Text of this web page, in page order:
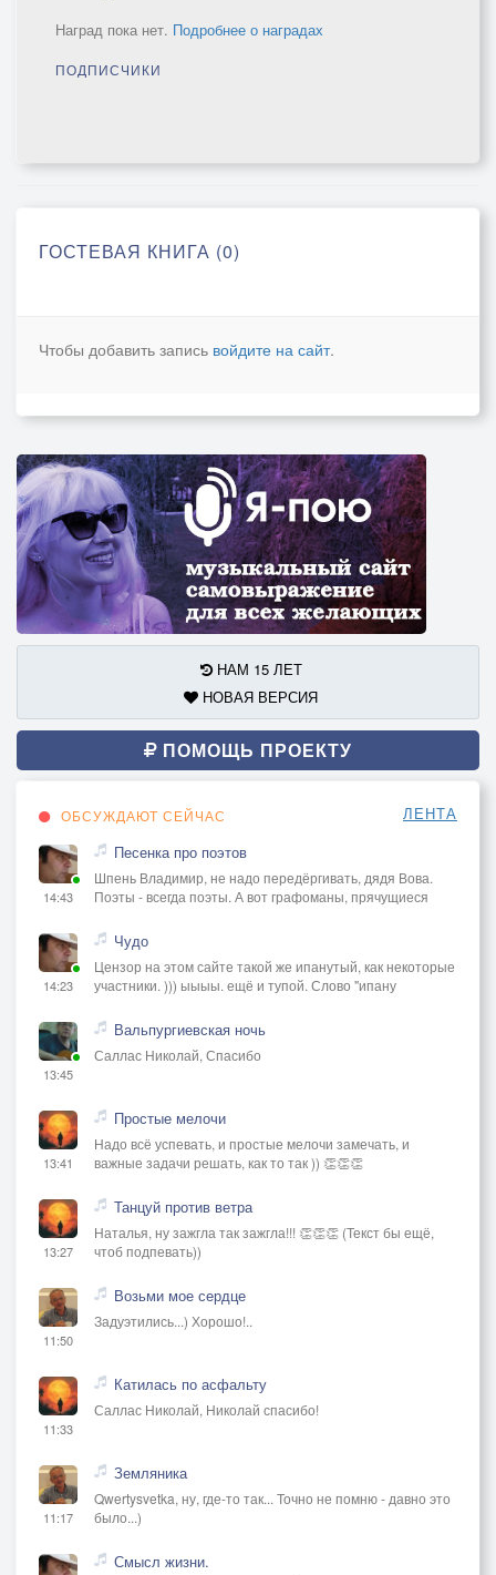
Наград пока нет. Подробнее о наградах
ПОДПИСЧИКИ
ГОСТЕВАЯ КНИГА (0)
Чтобы добавить запись войдите на сайт.
НАМ 15 ЛЕТ
НОВАЯ ВЕРСИЯ
ПОМОЩЬ ПРОЕКТУ
ОБСУЖДАЮТ СЕЙЧАС ЛЕНТА
14:43
Песенка про поэтов
Шпень Владимир, не надо передёргивать, дядя Вова.
Поэты - всегда поэты. А вот графоманы, прячущиеся
14:23
Чудо
Цензор на этом сайте такой же ипанутый, как некоторые
участники. ))) ыыыы. ещё и тупой. Слово "ипану
13:45
Вальпургиевская ночь
Саллас Николай, Спасибо
13:41
Простые мелочи
Надо всё успевать, и простые мелочи замечать, и
важные задачи решать, как то так )) 👏👏👏
13:27
Танцуй против ветра
Наталья, ну зажгла так зажгла!!! 👏👏👏 (Текст бы ещё,
чтоб подпевать))
11:50
Возьми мое сердце
Задуэтились...) Хорошо!..
11:33
Катилась по асфальту
Саллас Николай, Николай спасибо!
11:17
Земляника
Qwertysvetka, ну, где-то так... Точно не помню - давно это
было...)
Смысл жизни.